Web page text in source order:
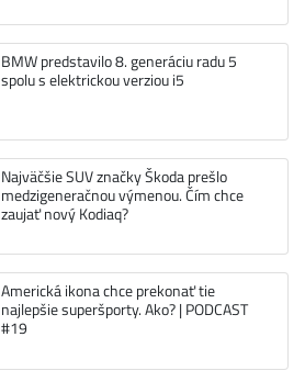
BMW predstavilo 8. generáciu radu 5
spolu s elektrickou verziou i5
Najväčšie SUV značky Škoda prešlo
medzigeneračnou výmenou. Čím chce
zaujať nový Kodiaq?
Americká ikona chce prekonať tie
najlepšie superšporty. Ako? | PODCAST
#19